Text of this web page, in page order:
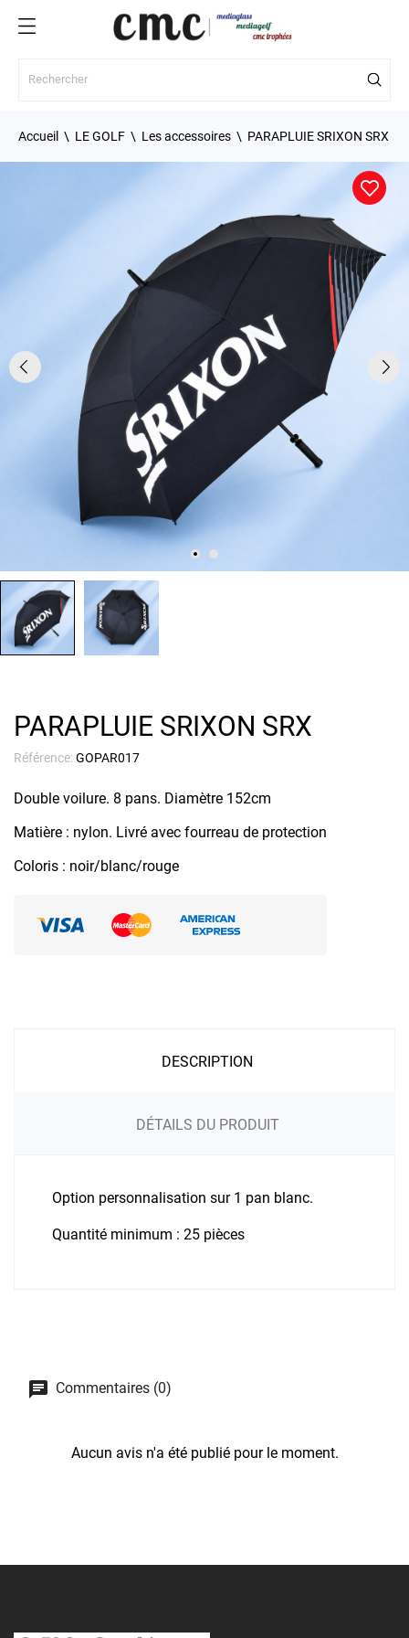
Accueil LE GOLF Les accessoires PARAPLUIE SRIXON SRX
PARAPLUIE SRIXON SRX
Référence:GOPAR017
Double voilure. 8 pans. Diamètre 152cm
Matière : nylon. Livré avec fourreau de protection
Coloris : noir/blanc/rouge
DESCRIPTION
DÉTAILS DU PRODUIT
Option personnalisation sur 1 pan blanc.
Quantité minimum : 25 pièces
Commentaires (0)
Aucun avis n'a été publié pour le moment.